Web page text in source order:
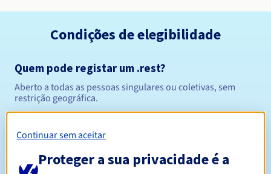
Condições de elegibilidade
Quem pode registar um .rest?
Aberto a todas as pessoas singulares ou coletivas, sem
restrição geográfica.
Período de registo Entre 1 e 10 anos
Continuar sem aceitar
Proteger a sua privacidade é a